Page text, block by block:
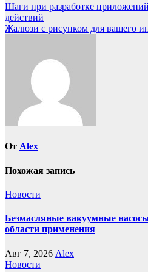
Навигация
по
Шаги при разработке приложений
действий
Жалюзи с рисунком для вашего
От Alex
Похожая запись
Новости
Безмасляные вакуумные
области применения
Авг 7, 2026 Alex
Новости